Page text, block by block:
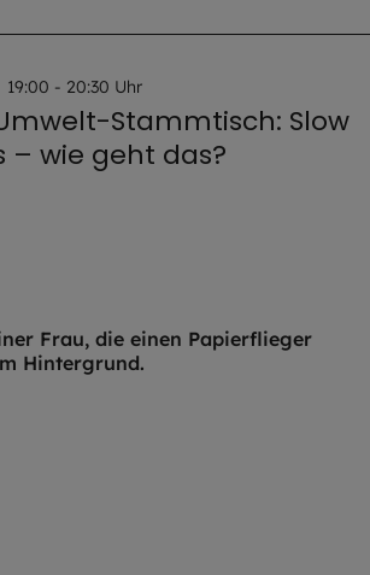
19:00 - 20:30 Uhr
Stammtisch: Slow
– wie geht das?